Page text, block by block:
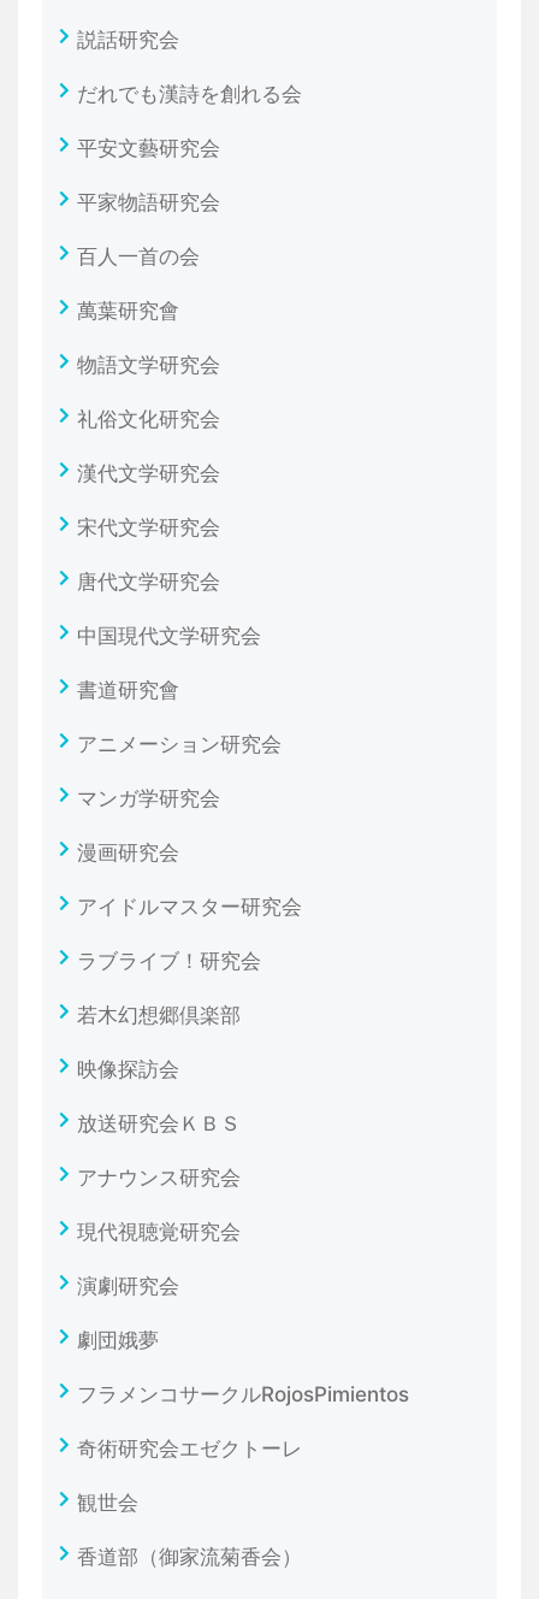
説話研究会
だれでも漢詩を創れる会
平安文藝研究会
平家物語研究会
百人一首の会
萬葉研究會
物語文学研究会
礼俗文化研究会
漢代文学研究会
宋代文学研究会
唐代文学研究会
中国現代文学研究会
書道研究會
アニメーション研究会
マンガ学研究会
漫画研究会
アイドルマスター研究会
ラブライブ！研究会
若木幻想郷倶楽部
映像探訪会
放送研究会ＫＢＳ
アナウンス研究会
現代視聴覚研究会
演劇研究会
劇団娥夢
フラメンコサークルRojosPimientos
奇術研究会エゼクトーレ
観世会
香道部（御家流菊香会）